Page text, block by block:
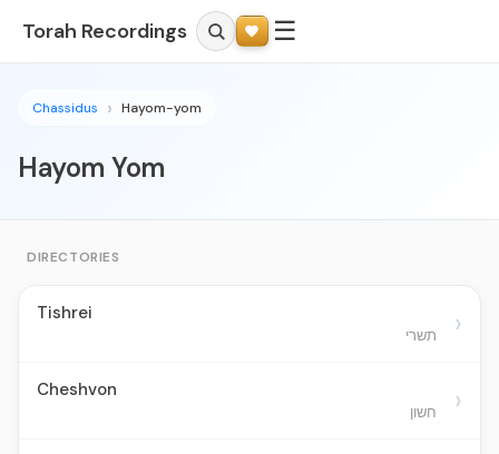
Torah Recordings ☰
Chassidus Hayom-yom
Hayom Yom
DIRECTORIES
Tishrei
תשרי ›
Cheshvon
חשון ›